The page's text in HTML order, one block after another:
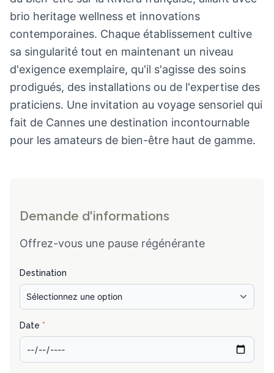
brio heritage wellness et innovations
contemporaines. Chaque établissement cultive
sa singularité tout en maintenant un niveau
d'exigence exemplaire, qu'il s'agisse des soins
prodigués, des installations ou de l'expertise des
praticiens. Une invitation au voyage sensoriel qui
fait de Cannes une destination incontournable
pour les amateurs de bien-être haut de gamme.
Demande d'informations
Offrez-vous une pause régénérante
Destination
Date *